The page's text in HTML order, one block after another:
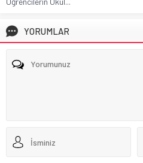
YORUMLAR